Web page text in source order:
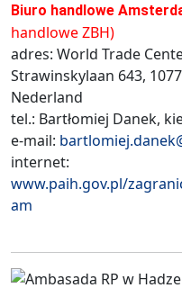
Biuro handlowe
handlowe ZBH)
adres: World Trade
Strawinskylaan 643,
Nederland
tel.: Bartłomiej Danek,
e-mail:
internet:
www.paih.gov.pl/
am